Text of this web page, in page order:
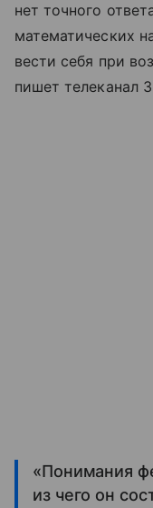
нет точного
математических
вести себя при
пишет телеканал
«Понимания
из чего он